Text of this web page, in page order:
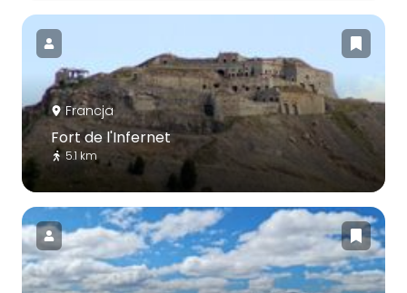
Francja
Fort de l'Infernet
5.1 km